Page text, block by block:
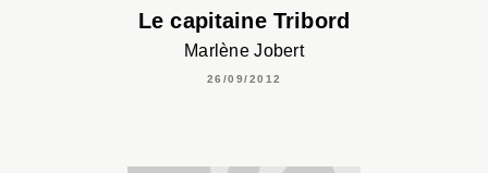
Le capitaine Tribord
Marlène Jobert
26/09/2012